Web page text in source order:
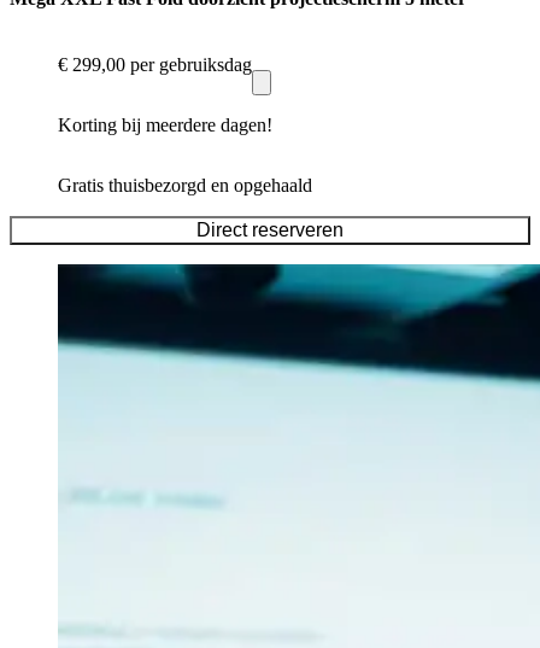
€ 299,00 per gebruiksdag
Korting bij meerdere dagen!
Gratis thuisbezorgd en opgehaald
Direct reserveren